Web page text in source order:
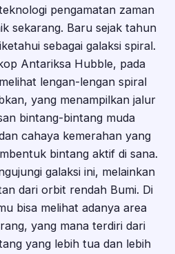
pengamatan zaman
sekarang. Baru sejak tahun
sebagai galaksi spiral.
Antariksa Hubble, pada
lengan-lengan spiral
yang menampilkan jalur
bintang-bintang muda
cahaya kemerahan yang
bintang aktif di sana.
galaksi ini, melainkan
dari orbit rendah Bumi. Di
bisa melihat adanya area
yang mana terdiri dari
yang lebih tua dan lebih